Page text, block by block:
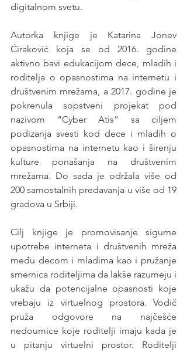
digitalnom svetu.
Autorka knjige je Katarina Jonev
Ćiraković koja se od 2016. godine
aktivno bavi edukacijom dece, mladih i
roditelja o opasnostima na internetu i
društvenim mrežama, a 2017. godine je
pokrenula sopstveni projekat pod
nazivom “Cyber Atis” sa ciljem
podizanja svesti kod dece i mladih o
opasnostima na internetu kao i širenju
kulture ponašanja na društvenim
mrežama. Do sada je održala više od
200 samostalnih predavanja u više od 19
gradova u Srbiji.
Cilj knjige je promovisanje sigurne
upotrebe interneta i društvenih mreža
među decom i mladima kao i pružanje
smernica roditeljima da lakše razumeju i
ukažu da potencijalne opasnosti koje
vrebaju iz virtuelnog prostora. Vodič
pruža odgovore na najčešće
nedoumice koje roditelji imaju kada je
u pitanju virtuelni prostor. Roditelji